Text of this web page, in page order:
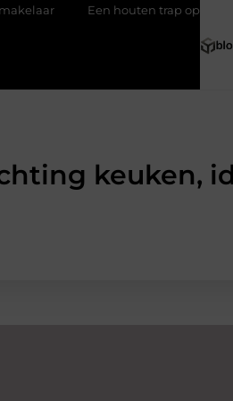
Een houten trap op maat zonder
keuken,